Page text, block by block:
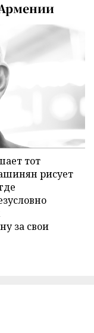
тот
рисует
за свои